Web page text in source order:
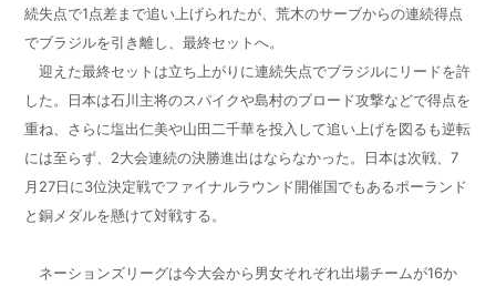
続失点で1点差まで追い上げられたが、荒木のサーブからの連続得点
でブラジルを引き離し、最終セットへ。
迎えた最終セットは立ち上がりに連続失点でブラジルにリードを許
した。日本は石川主将のスパイクや島村のブロード攻撃などで得点を
重ね、さらに塩出仁美や山田二千華を投入して追い上げを図るも逆転
には至らず、2大会連続の決勝進出はならなかった。日本は次戦、7
月27日に3位決定戦でファイナルラウンド開催国でもあるポーランド
と銅メダルを懸けて対戦する。
ネーションズリーグは今大会から男女それぞれ出場チームが16か